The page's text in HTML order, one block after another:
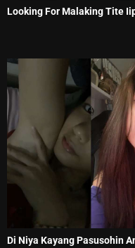
Looking For Malaking Tite
Di Niya Kayang Pasusohin